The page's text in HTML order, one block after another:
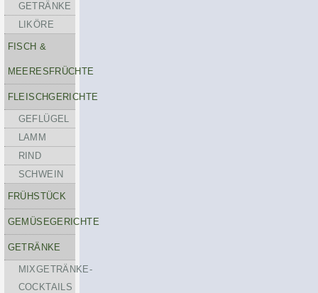
GETRÄNKE
LIKÖRE
FISCH &
MEERESFRÜCHTE
FLEISCHGERICHTE
GEFLÜGEL
LAMM
RIND
SCHWEIN
FRÜHSTÜCK
GEMÜSEGERICHTE
GETRÄNKE
MIXGETRÄNKE-
COCKTAILS